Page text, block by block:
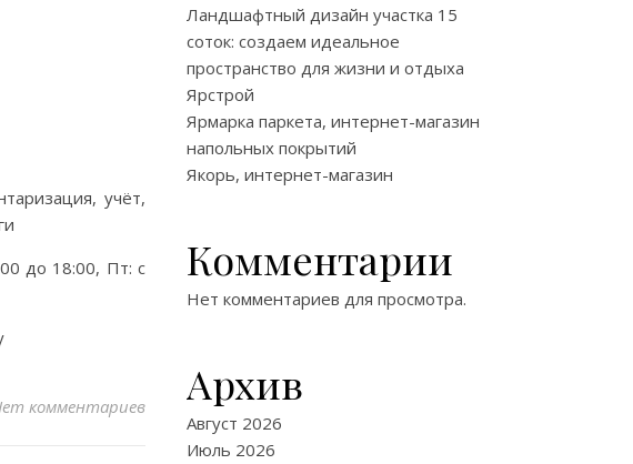
учёт,
до 18:00, Пт: с
комментариев
Ландшафтный дизайн участка 15
соток: создаем идеальное
пространство для жизни и отдыха
Ярстрой
Ярмарка паркета, интернет-магазин
напольных покрытий
Якорь, интернет-магазин
Комментарии
Нет комментариев для просмотра.
Архив
Август 2026
Июль 2026